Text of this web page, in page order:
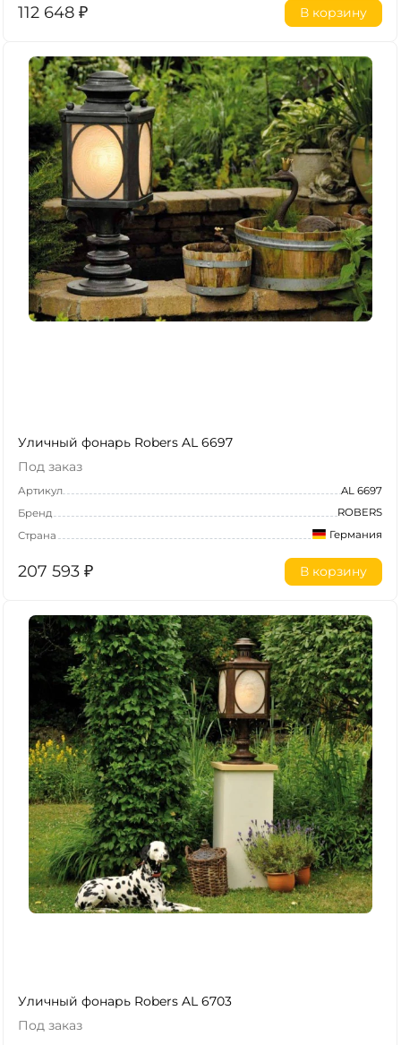
112 648 ₽ В корзину
Уличный фонарь Robers AL 6697
Под заказ
Артикул
AL 6697
Бренд
ROBERS
Страна
Германия
207 593 ₽ В корзину
Уличный фонарь Robers AL 6703
Под заказ